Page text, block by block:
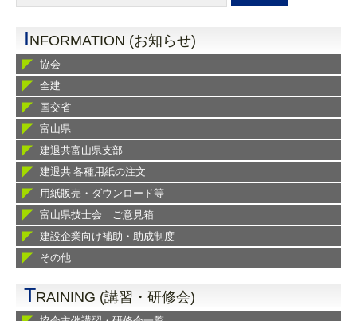
INFORMATION (お知らせ)
協会
全建
国交省
富山県
建退共富山県支部
建退共 各種用紙の注文
用紙販売・ダウンロード等
富山県技士会 ご意見箱
建設企業向け補助・助成制度
その他
TRAINING (講習・研修会)